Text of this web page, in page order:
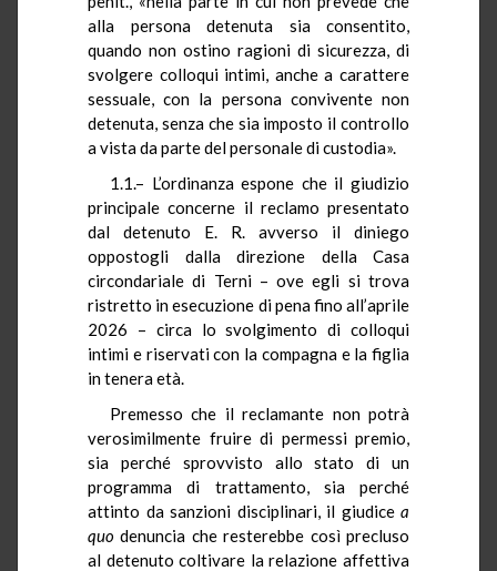
alla persona detenuta sia consentito,
quando non ostino ragioni di sicurezza, di
svolgere colloqui intimi, anche a carattere
sessuale, con la persona convivente non
detenuta, senza che sia imposto il controllo
a vista da parte del personale di custodia».
1.1.– L’ordinanza espone che il giudizio
principale concerne il reclamo presentato
dal detenuto E. R. avverso il diniego
oppostogli dalla direzione della Casa
circondariale di Terni – ove egli si trova
ristretto in esecuzione di pena fino all’aprile
2026 – circa lo svolgimento di colloqui
intimi e riservati con la compagna e la figlia
in tenera età.
Premesso che il reclamante non potrà
verosimilmente fruire di permessi premio,
sia perché sprovvisto allo stato di un
programma di trattamento, sia perché
attinto da sanzioni disciplinari, il giudice a
quo denuncia che resterebbe così precluso
al detenuto coltivare la relazione affettiva